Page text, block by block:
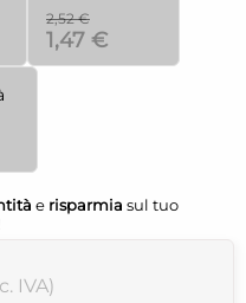
2,52 €
1,47 €
e risparmia sul tuo
IVA)